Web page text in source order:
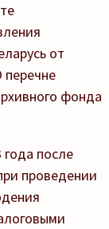
от
перечне
фонда
года после
проведении